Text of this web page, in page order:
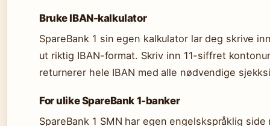
Bruke IBAN-kalkulator
SpareBank 1 sin egen kalkulator lar deg skrive
ut riktig IBAN-format. Skriv inn 11-siffret
returnerer hele IBAN med alle nødvendige
For ulike SpareBank 1-banker
SpareBank 1 SMN har egen engelskspråklig